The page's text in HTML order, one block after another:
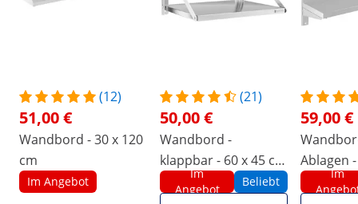
(12)
51,00 €
Wandbord - 30 x 120
cm
Im Angebot
(21)
50,00 €
Wandbord -
klappbar - 60 x 45 cm
- 40 kg - Edelstahl
Im
Angebot
Beliebt
59,00 €
Ablagen
Im